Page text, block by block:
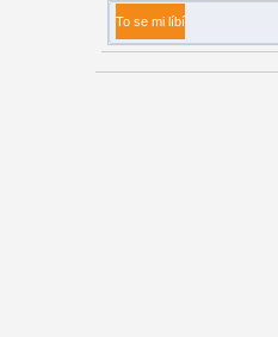
To se mi líbí